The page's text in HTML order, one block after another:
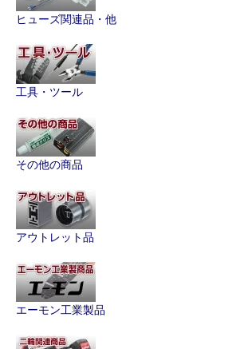
ヒューズ関連品・他
工具・ツール
その他の商品
アウトレット品
エーモン工業製品